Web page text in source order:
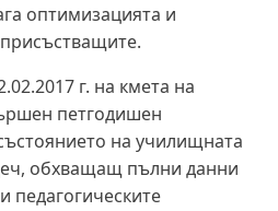
оптимизацията и
г. на кмета на
петгодишен
на училищната
обхващащ пълни данни
педагогическите